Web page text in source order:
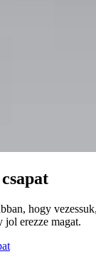
hogy
erezze magat.